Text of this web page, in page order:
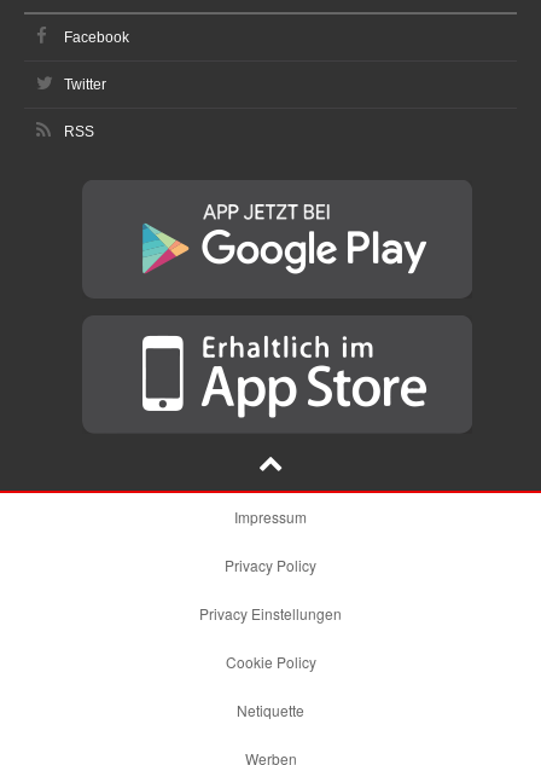
Facebook
Twitter
RSS
Impressum
Privacy Policy
Privacy Einstellungen
Cookie Policy
Netiquette
Werben